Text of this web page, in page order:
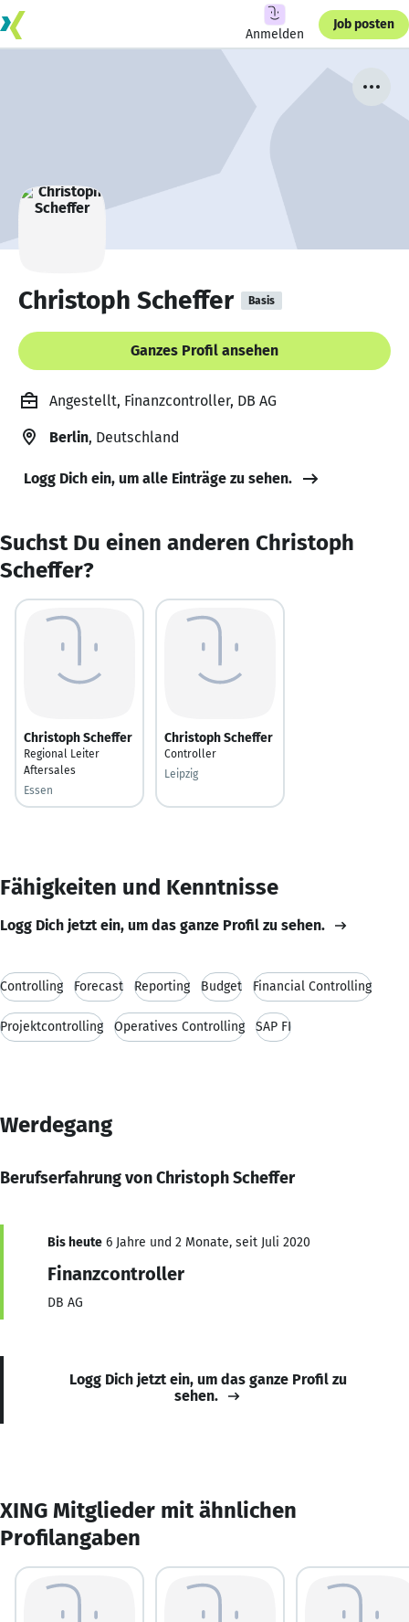
Anmelden
Job posten
Christoph Scheffer Basis
Ganzes Profil ansehen
Angestellt, Finanzcontroller, DB AG
Berlin, Deutschland
Logg Dich ein, um alle Einträge zu sehen.
Suchst Du einen anderen Christoph
Scheffer?
Christoph Scheffer
Regional Leiter
Aftersales
Essen
Christoph Scheffer
Controller
Leipzig
Fähigkeiten und Kenntnisse
Logg Dich jetzt ein, um das ganze Profil zu sehen.
Controlling Forecast Reporting Budget Financial Controlling
Projektcontrolling Operatives Controlling SAP FI
Werdegang
Berufserfahrung von Christoph Scheffer
Bis heute 6 Jahre und 2 Monate, seit Juli 2020
Finanzcontroller
DB AG
Logg Dich jetzt ein, um das ganze Profil zu
sehen.
XING Mitglieder mit ähnlichen
Profilangaben